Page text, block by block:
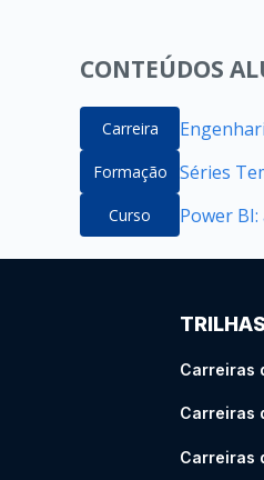
CONTEÚDOS
Carreira
Formação Séries
Curso Power
Carreiras
Carreiras
Carreiras